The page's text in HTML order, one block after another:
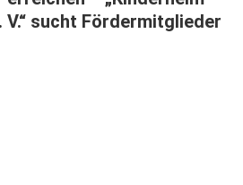
V.“ sucht Fördermitglieder